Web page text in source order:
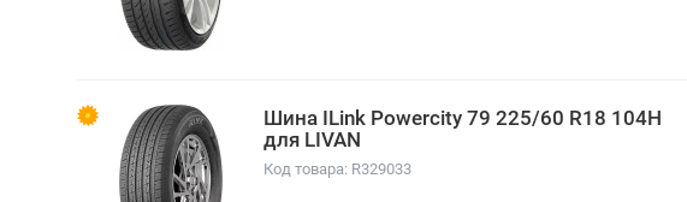
Шина ILink Powercity 79 225/60 R18 104H
для LIVAN
Код товара: R329033